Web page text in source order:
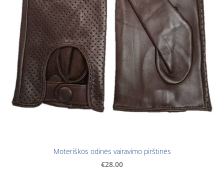
Moteriškos odinės vairavimo pirštinės
€28.00